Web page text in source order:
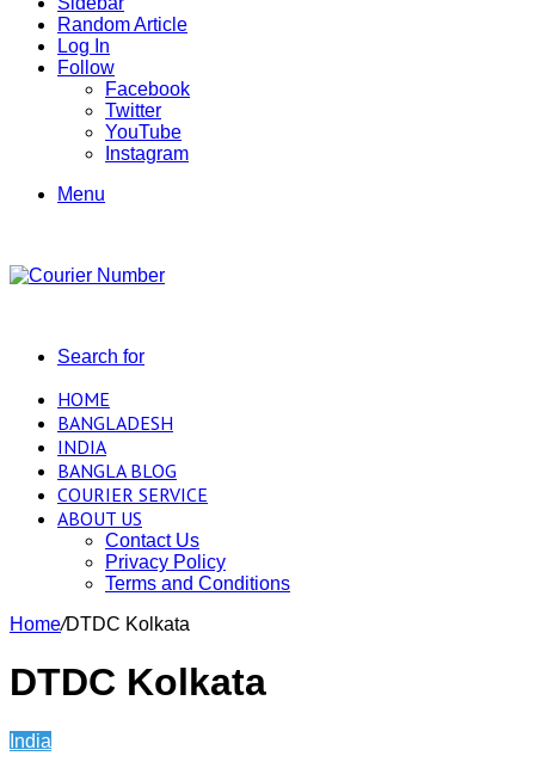
Random Article
Log In
Follow
Facebook
Twitter
YouTube
Instagram
Menu
Search for
HOME
BANGLADESH
INDIA
BANGLA BLOG
COURIER SERVICE
ABOUT US
Contact Us
Privacy Policy
Terms and Conditions
Home/DTDC Kolkata
DTDC Kolkata
India